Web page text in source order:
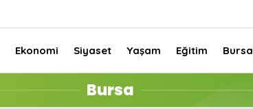
Ekonomi Siyaset Yaşam Eğitim Bursa
Bursa